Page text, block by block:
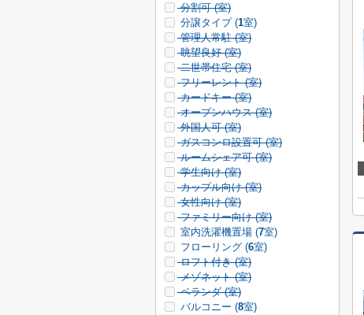
分割可 (室)
分譲タイプ (1室)
管理人常駐 (室)
眺望良好 (室)
二世帯住宅 (室)
フリーレント (室)
カードキー (室)
オープンハウス (室)
外国人可 (室)
ガスコンロ設置可 (室)
ルームシェア可 (室)
学生向け (室)
カップル向け (室)
女性向け (室)
ファミリー向け (室)
室内洗濯機置場 (7室)
フローリング (6室)
ロフト付き (室)
メゾネット (室)
ベランダ (室)
バルコニー (8室)